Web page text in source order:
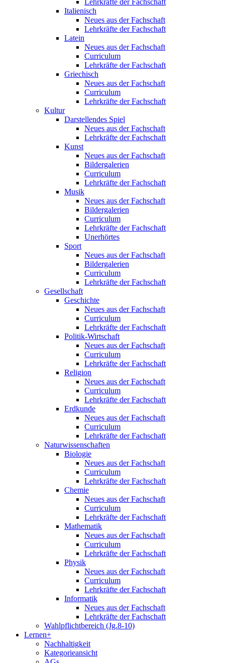
Lehrkräfte der Fachschaft
Italienisch
Neues aus der Fachschaft
Lehrkräfte der Fachschaft
Latein
Neues aus der Fachschaft
Curriculum
Lehrkräfte der Fachschaft
Griechisch
Neues aus der Fachschaft
Curriculum
Lehrkräfte der Fachschaft
Kultur
Darstellendes Spiel
Neues aus der Fachschaft
Lehrkräfte der Fachschaft
Kunst
Neues aus der Fachschaft
Bildergalerien
Curriculum
Lehrkräfte der Fachschaft
Musik
Neues aus der Fachschaft
Bildergalerien
Curriculum
Lehrkräfte der Fachschaft
Unerhörtes
Sport
Neues aus der Fachschaft
Bildergalerien
Curriculum
Lehrkräfte der Fachschaft
Gesellschaft
Geschichte
Neues aus der Fachschaft
Curriculum
Lehrkräfte der Fachschaft
Politik-Wirtschaft
Neues aus der Fachschaft
Curriculum
Lehrkräfte der Fachschaft
Religion
Neues aus der Fachschaft
Curriculum
Lehrkräfte der Fachschaft
Erdkunde
Neues aus der Fachschaft
Curriculum
Lehrkräfte der Fachschaft
Naturwissenschaften
Biologie
Neues aus der Fachschaft
Curriculum
Lehrkräfte der Fachschaft
Chemie
Neues aus der Fachschaft
Curriculum
Lehrkräfte der Fachschaft
Mathematik
Neues aus der Fachschaft
Curriculum
Lehrkräfte der Fachschaft
Physik
Neues aus der Fachschaft
Curriculum
Lehrkräfte der Fachschaft
Informatik
Neues aus der Fachschaft
Lehrkräfte der Fachschaft
Wahlpflichtbereich (Jg.8-10)
Lernen+
Nachhaltigkeit
Kategorieansicht